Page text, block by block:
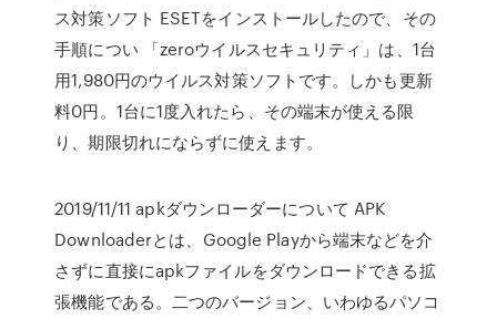
ス対策ソフト ESETをインストールしたので、その
手順につい 「zeroウイルスセキュリティ」は、1台
用1,980円のウイルス対策ソフトです。しかも更新
料0円。1台に1度入れたら、その端末が使える限
り、期限切れにならずに使えます。
2019/11/11 apkダウンローダーについて APK
Downloaderとは、Google Playから端末などを介
さずに直接にapkファイルをダウンロードできる拡
張機能である。二つのバージョン、いわゆるパソコ